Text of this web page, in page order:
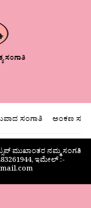
ಸಂಗಾತಿ
ಸಂಗಾತಿ ಅಂಕಣ
ಮುಖಾಂತರ ನಮ್ಮ ಸಂಗತಿ
ಇಮೇಲ್ :-